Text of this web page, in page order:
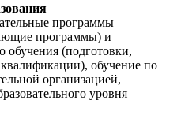
программы
программы) и
обучения (подготовки,
обучение по
организацией,
уровня